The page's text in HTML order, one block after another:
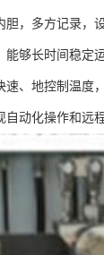
，多方记录，
够长时间稳定
、地控制温度
动化操作和远